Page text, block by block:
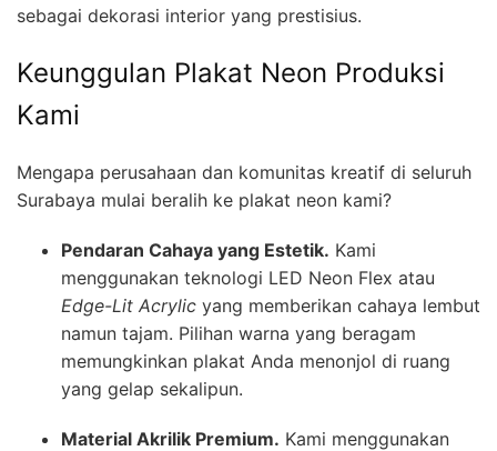
sebagai dekorasi interior yang prestisius.
Keunggulan Plakat Neon Produksi
Kami
Mengapa perusahaan dan komunitas kreatif di seluruh
Surabaya mulai beralih ke plakat neon kami?
Pendaran Cahaya yang Estetik. Kami
menggunakan teknologi LED Neon Flex atau
Edge-Lit Acrylic yang memberikan cahaya lembut
namun tajam. Pilihan warna yang beragam
memungkinkan plakat Anda menonjol di ruang
yang gelap sekalipun.
Material Akrilik Premium. Kami menggunakan